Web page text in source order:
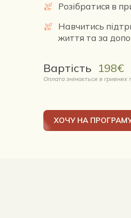
Розібратися в
Навчитись
життя та за
Вартість 198€
Оплата знімається в
ХОЧУ НА